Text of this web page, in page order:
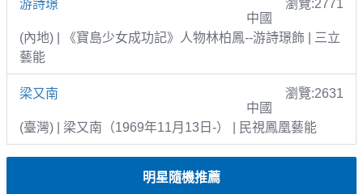
游詩璟
瀏覽:2771
中國
(內地) | 《寶島少女成功記》人物林柏鳳--游詩璟飾 | 三立
藝能
梁又南
瀏覽:2631
中國
(臺灣) | 梁又南（1969年11月13日-） | 民視鳳凰藝能
明星隨機推薦